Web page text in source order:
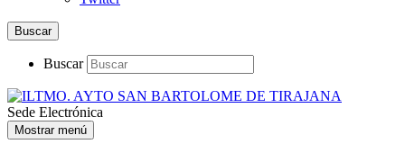
Buscar
Buscar
Sede Electrónica
Mostrar menú